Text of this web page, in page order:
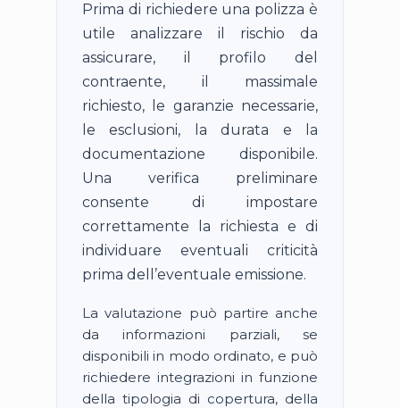
Prima di richiedere una polizza è
utile analizzare il rischio da
assicurare, il profilo del
contraente, il massimale
richiesto, le garanzie necessarie,
le esclusioni, la durata e la
documentazione disponibile.
Una verifica preliminare
consente di impostare
correttamente la richiesta e di
individuare eventuali criticità
prima dell’eventuale emissione.
La valutazione può partire anche
da informazioni parziali, se
disponibili in modo ordinato, e può
richiedere integrazioni in funzione
della tipologia di copertura, della